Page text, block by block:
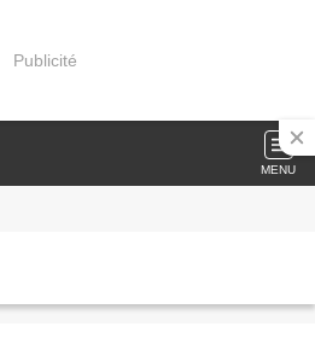
Publicité
MENU